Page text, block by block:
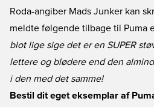
Roda-angiber Mads Junker kan
meldte følgende tilbage til Puma
blot lige sige det er en SUPER
lettere og blødere end den
i den med det samme!
Bestil dit eget eksemplar af